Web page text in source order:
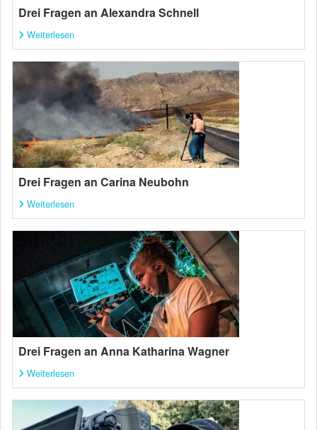
Drei Fragen an Alexandra Schnell
Weiterlesen
Drei Fragen an Carina Neubohn
Weiterlesen
Drei Fragen an Anna Katharina Wagner
Weiterlesen